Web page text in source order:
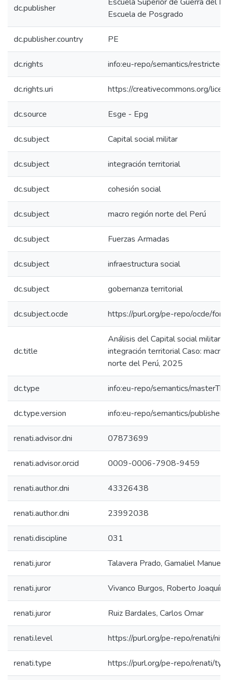
dc.publisher
Escuela de Posgrado
dc.publisher.country PE
dc.rights info:eu-repo/semantics/
dc.rights.uri https://creativecommons.org/
dc.source Esge - Epg
dc.subject Capital social militar
dc.subject integración territorial
dc.subject cohesión social
dc.subject macro región norte del Perú
dc.subject Fuerzas Armadas
dc.subject infraestructura social
dc.subject gobernanza territorial
dc.subject.ocde https://purl.org/pe-repo/ocde/
dc.title
Análisis del Capital social militar
integración territorial Caso: macro
norte del Perú, 2025
dc.type info:eu-repo/semantics/
dc.type.version info:eu-repo/semantics/
renati.advisor.dni 07873699
renati.advisor.orcid 0009-0006-7908-9459
renati.author.dni 43326438
renati.author.dni 23992038
renati.discipline 031
renati.juror Talavera Prado, Gamaliel Manuel
renati.juror Vivanco Burgos, Roberto Joaquín
renati.juror Ruiz Bardales, Carlos Omar
renati.level https://purl.org/pe-repo/renati/
renati.type https://purl.org/pe-repo/renati/